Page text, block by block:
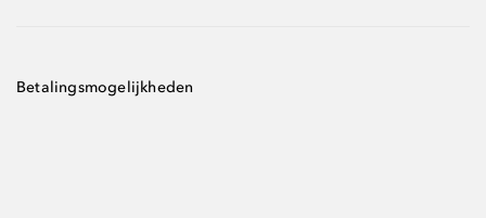
Betalingsmogelijkheden